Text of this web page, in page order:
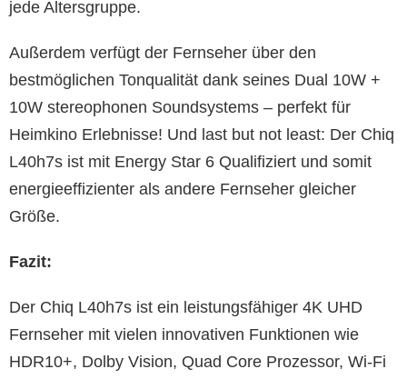
jede Altersgruppe.
Außerdem verfügt der Fernseher über den
bestmöglichen Tonqualität dank seines Dual 10W +
10W stereophonen Soundsystems – perfekt für
Heimkino Erlebnisse! Und last but not least: Der Chiq
L40h7s ist mit Energy Star 6 Qualifiziert und somit
energieeffizienter als andere Fernseher gleicher
Größe.
Fazit:
Der Chiq L40h7s ist ein leistungsfähiger 4K UHD
Fernseher mit vielen innovativen Funktionen wie
HDR10+, Dolby Vision, Quad Core Prozessor, Wi-Fi